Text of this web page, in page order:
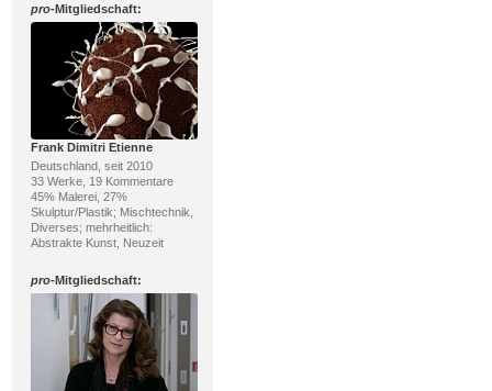
pro-Mitgliedschaft:
Frank Dimitri Etienne
Deutschland, seit 2010
33 Werke, 19 Kommentare
45% Malerei, 27%
Skulptur/Plastik; Mischtechnik,
Diverses; mehrheitlich:
Abstrakte Kunst, Neuzeit
pro-Mitgliedschaft: